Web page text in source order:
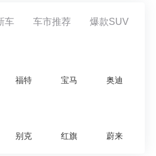
车 车市推荐 爆款SUV
福特 宝马 奥迪
别克 红旗 蔚来